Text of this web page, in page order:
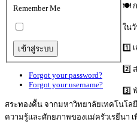
Remember Me
Forgot your password?
Forgot your username?
🍽️ ก
ใน
1️⃣
2️⃣
3️⃣
สระทองคื้น จากมหาวิทยาลัยเทคโนโ
ความรู้และศักยภาพของแม่ครัวเรยีนา